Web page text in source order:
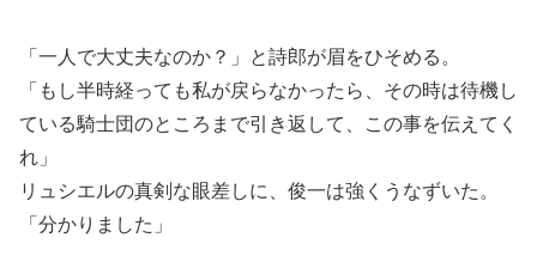
「一人で大丈夫なのか？」と詩郎が眉をひそめる。
「もし半時経っても私が戻らなかったら、その時は待機し
ている騎士団のところまで引き返して、この事を伝えてく
れ」
リュシエルの真剣な眼差しに、俊一は強くうなずいた。
「分かりました」